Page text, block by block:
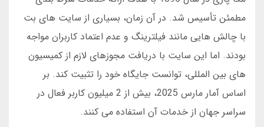
مطمئن تأسیس شد. در آن زمان، بسیاری از سایت های بت
با چالش هایی مانند فیلترینگ و عدم اعتماد کاربران مواجه
بودند. اما این سایت با دریافت مجوزهای لازم از کمیسیون
های بین المللی، توانست جایگاه خود را تثبیت کند. بر
اساس آمار مارس 2025، بیش از 2 میلیون کاربر فعال در
سراسر جهان از خدمات آن استفاده می کنند.